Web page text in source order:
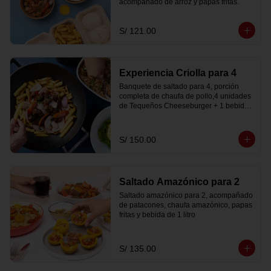
acompañado de arroz y papas fritas.
S/ 121.00
Experiencia Criolla para 4
Banquete de saltado para 4, porción
completa de chaufa de pollo,4 unidades
de Tequeños Cheeseburger + 1 bebida
S/ 150.00
Saltado Amazónico para 2
Saltado amazónico para 2, acompañado
de patacones, chaufa amazónico, papas
fritas y bebida de 1 litro
S/ 135.00